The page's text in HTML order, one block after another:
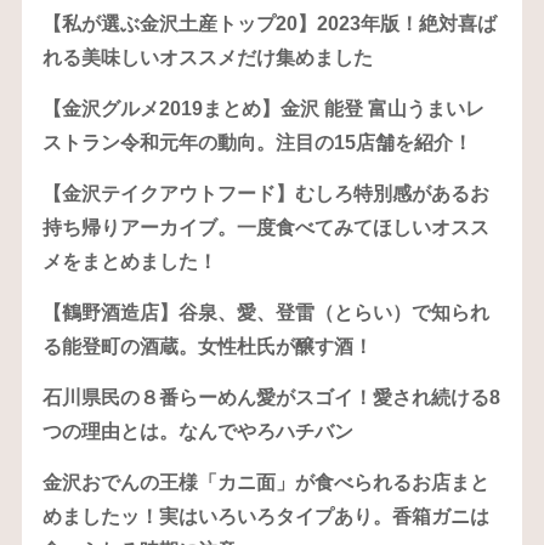
【私が選ぶ金沢土産トップ20】2023年版！絶対喜ば
れる美味しいオススメだけ集めました
【金沢グルメ2019まとめ】金沢 能登 富山うまいレ
ストラン令和元年の動向。注目の15店舗を紹介！
【金沢テイクアウトフード】むしろ特別感があるお
持ち帰りアーカイブ。一度食べてみてほしいオスス
メをまとめました！
【鶴野酒造店】谷泉、愛、登雷（とらい）で知られ
る能登町の酒蔵。女性杜氏が醸す酒！
石川県民の８番らーめん愛がスゴイ！愛され続ける8
つの理由とは。なんでやろハチバン
金沢おでんの王様「カニ面」が食べられるお店まと
めましたッ！実はいろいろタイプあり。香箱ガニは